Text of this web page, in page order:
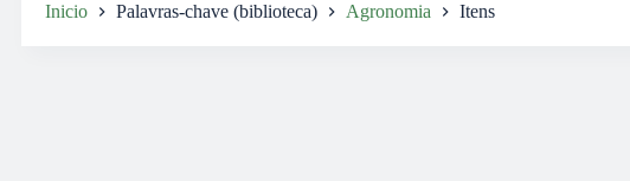
Inicio Palavras-chave (biblioteca) Agronomia Itens